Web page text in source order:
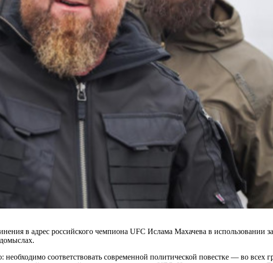
в адрес российского чемпиона UFC Ислама Махачева в использовании
необходимо соответствовать современной политической повестке — во всех